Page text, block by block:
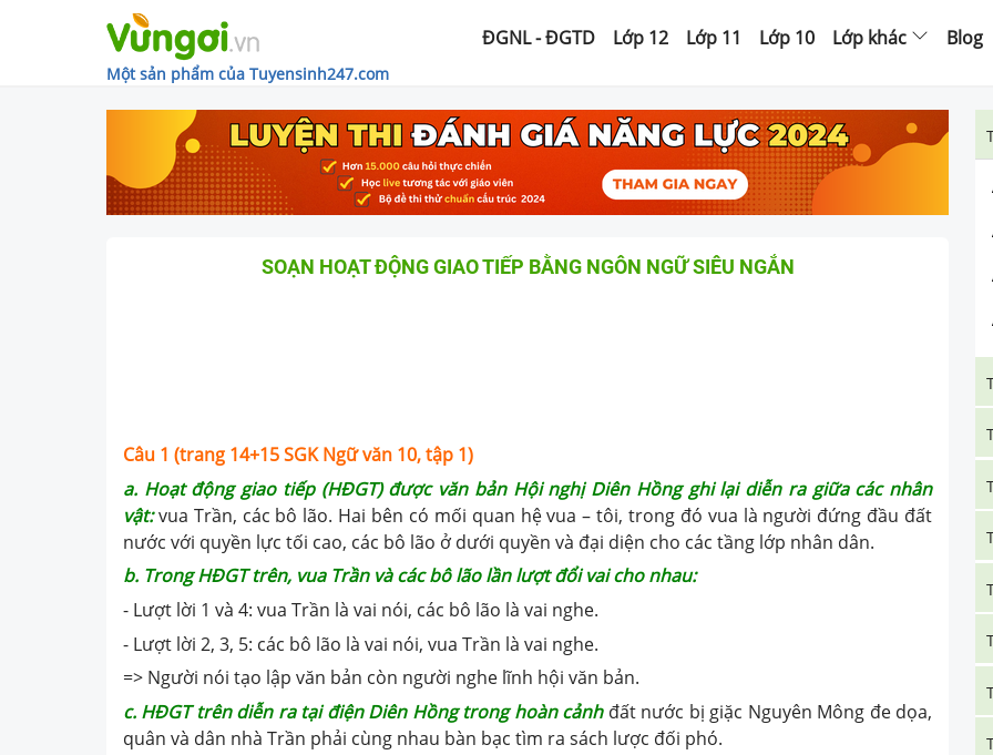
Một sản phẩm của Tuyensinh247.com
ĐGNL - ĐGTD Lớp 12 Lớp 11 Lớp 10 Lớp khác Blog
SOẠN HOẠT ĐỘNG GIAO TIẾP BẰNG NGÔN NGỮ SIÊU NGẮN
Câu 1 (trang 14+15 SGK Ngữ văn 10, tập 1)
a. Hoạt động giao tiếp (HĐGT) được văn bản Hội nghị Diên Hồng ghi lại diễn ra giữa các nhân
vật: vua Trần, các bô lão. Hai bên có mối quan hệ vua – tôi, trong đó vua là người đứng đầu đất
nước với quyền lực tối cao, các bô lão ở dưới quyền và đại diện cho các tầng lớp nhân dân.
b. Trong HĐGT trên, vua Trần và các bô lão lần lượt đổi vai cho nhau:
- Lượt lời 1 và 4: vua Trần là vai nói, các bô lão là vai nghe.
- Lượt lời 2, 3, 5: các bô lão là vai nói, vua Trần là vai nghe.
=> Người nói tạo lập văn bản còn người nghe lĩnh hội văn bản.
c. HĐGT trên diễn ra tại điện Diên Hồng trong hoàn cảnhđất nước bị giặc Nguyên Mông đe dọa,
quân và dân nhà Trần phải cùng nhau bàn bạc tìm ra sách lược đối phó.